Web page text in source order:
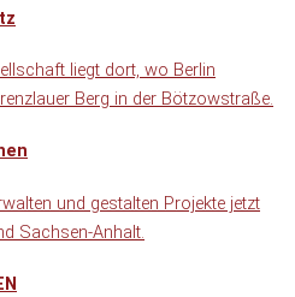
liegt dort, wo Berlin
Berg in der Bötzowstraße.
und gestalten Projekte jetzt
Sachsen-Anhalt.